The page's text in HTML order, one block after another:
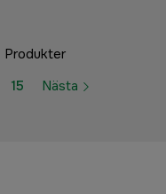
Produkter
15 Nästa